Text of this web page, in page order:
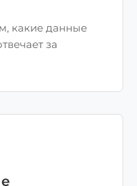
какие данные
за